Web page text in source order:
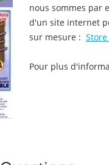
nous sommes par
d'un site internet
sur mesure :
Pour plus